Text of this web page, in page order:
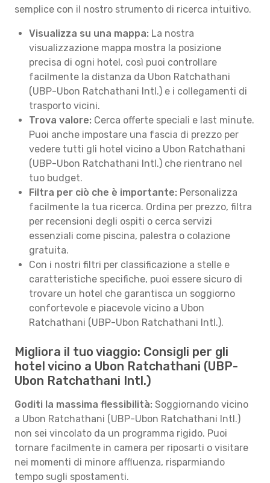
semplice con il nostro strumento di ricerca intuitivo.
Visualizza su una mappa: La nostra
visualizzazione mappa mostra la posizione
precisa di ogni hotel, così puoi controllare
facilmente la distanza da Ubon Ratchathani
(UBP-Ubon Ratchathani Intl.) e i collegamenti di
trasporto vicini.
Trova valore: Cerca offerte speciali e last minute.
Puoi anche impostare una fascia di prezzo per
vedere tutti gli hotel vicino a Ubon Ratchathani
(UBP-Ubon Ratchathani Intl.) che rientrano nel
tuo budget.
Filtra per ciò che è importante: Personalizza
facilmente la tua ricerca. Ordina per prezzo, filtra
per recensioni degli ospiti o cerca servizi
essenziali come piscina, palestra o colazione
gratuita.
Con i nostri filtri per classificazione a stelle e
caratteristiche specifiche, puoi essere sicuro di
trovare un hotel che garantisca un soggiorno
confortevole e piacevole vicino a Ubon
Ratchathani (UBP-Ubon Ratchathani Intl.).
Migliora il tuo viaggio: Consigli per gli
hotel vicino a Ubon Ratchathani (UBP-
Ubon Ratchathani Intl.)
Goditi la massima flessibilità: Soggiornando vicino
a Ubon Ratchathani (UBP-Ubon Ratchathani Intl.)
non sei vincolato da un programma rigido. Puoi
tornare facilmente in camera per riposarti o visitare
nei momenti di minore affluenza, risparmiando
tempo sugli spostamenti.